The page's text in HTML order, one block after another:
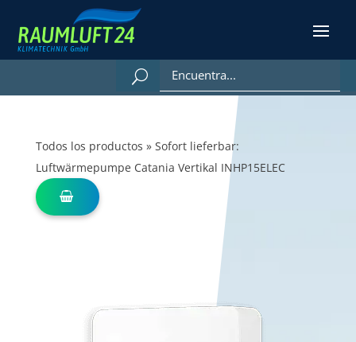
Todos los productos » Sofort lieferbar:
Luftwärmepumpe Catania Vertikal INHP15ELEC